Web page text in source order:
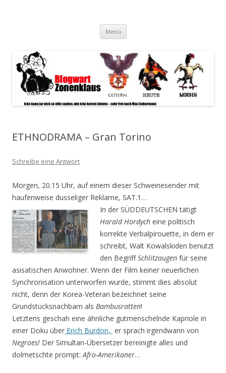
spiegeln im wesentlichen den Gesundheitszustand dieser unserer
Menü Zum
springen
ETHNODRAMA – Gran Torino
Schreibe eine Antwort
Morgen, 20.15 Uhr, auf einem dieser Schweinesender mit
haufenweise dusseliger Reklame, SAT.1…
In der SÜDDEUTSCHEN tätigt
Harald Hordych eine politisch
korrekte Verbalpirouette, in dem er
schreibt, Walt Kowalskiden benutzt
den BegriffSchlitzaugen für seine
asisatischen Anwohner. Wenn der Film keiner neuerlichen
Synchronisation unterworfen wurde, stimmt dies absolut
nicht, denn der Korea-Veteran bezeichnet seine
Grundstücksnachbarn als Bambusratten!
Letztens geschah eine ähnliche gutmenschelnde Kapriole in
einer Doku über Erich Burdon, er sprach irgendwann von
Negroes! Der Simultan-Übersetzer bereinigte alles und
dolmetschte prompt: Afro-Amerikaner…